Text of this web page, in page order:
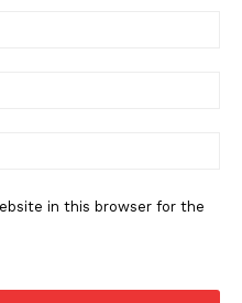
in this browser for the